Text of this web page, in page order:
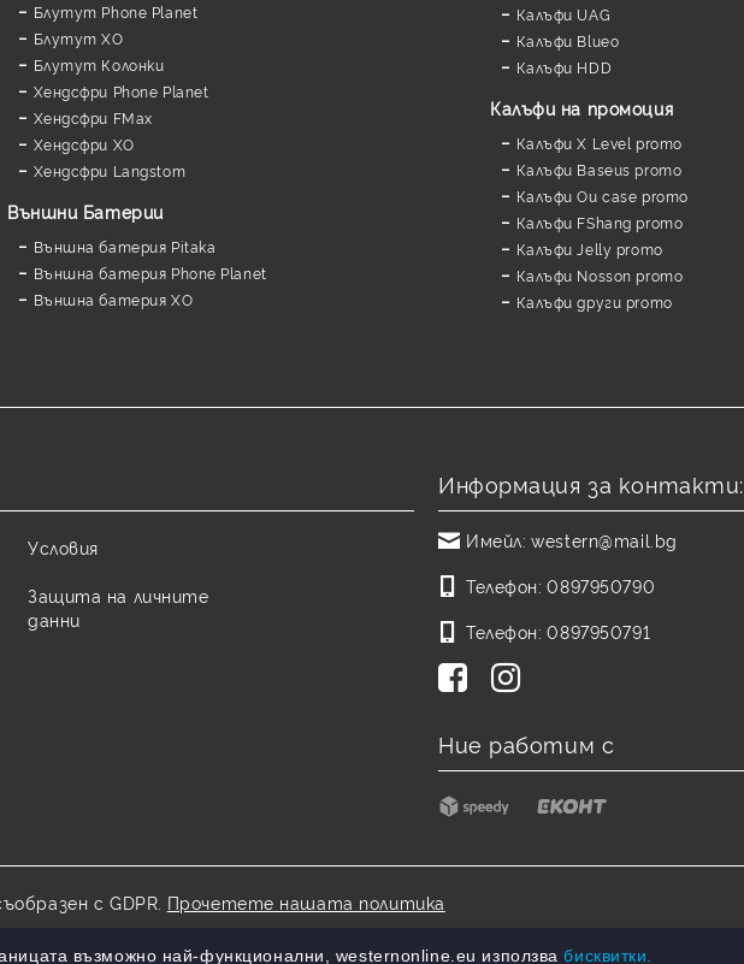
Блутут Phone Planet
Блутут XO
Блутут Колонки
Хендсфри Phone Planet
Хендсфри FMax
Хендсфри XO
Хендсфри Langstom
Външни Батерии
Външна батерия Pitaka
Външна батерия Phone Planet
Външна батерия XO
Калъфи UAG
Калъфи Blueo
Калъфи HDD
Калъфи на промоция
Калъфи X Level promo
Калъфи Baseus promo
Калъфи Ou case promo
Калъфи FShang promo
Калъфи Jelly promo
Калъфи Nosson promo
Калъфи други promo
Условия
Защита на личните
данни
Информация за контакти:
Имейл: western@mail.bg
Телефон: 0897950790
Телефон: 0897950791
Ние работим с
с GDPR. Прочетете нашата политика
възможно най-функционални, westernonline.eu използвабисквитки.